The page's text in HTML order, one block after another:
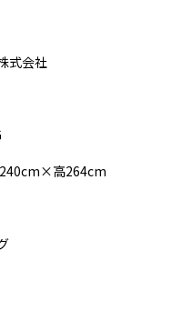
式会社
高264cm